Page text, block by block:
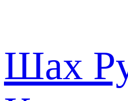
Шах